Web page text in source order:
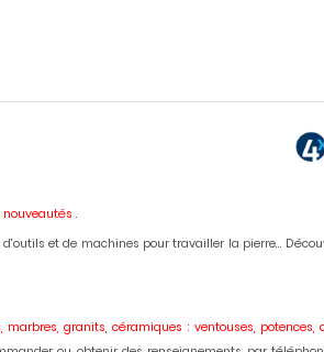
.
et de machines pour travailler la pierre...
marbres, granits, céramiques : ventouses,